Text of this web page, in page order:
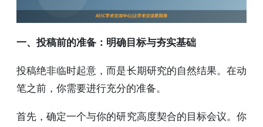
一、投稿前的准备：明确目标与夯实基础
投稿绝非临时起意，而是长期研究的自然结果。在动
笔之前，你需要进行充分的准备。
首先，确定一个与你的研究高度契合的目标会议。你